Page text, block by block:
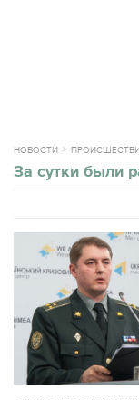
НОВОСТИ
За сутки были